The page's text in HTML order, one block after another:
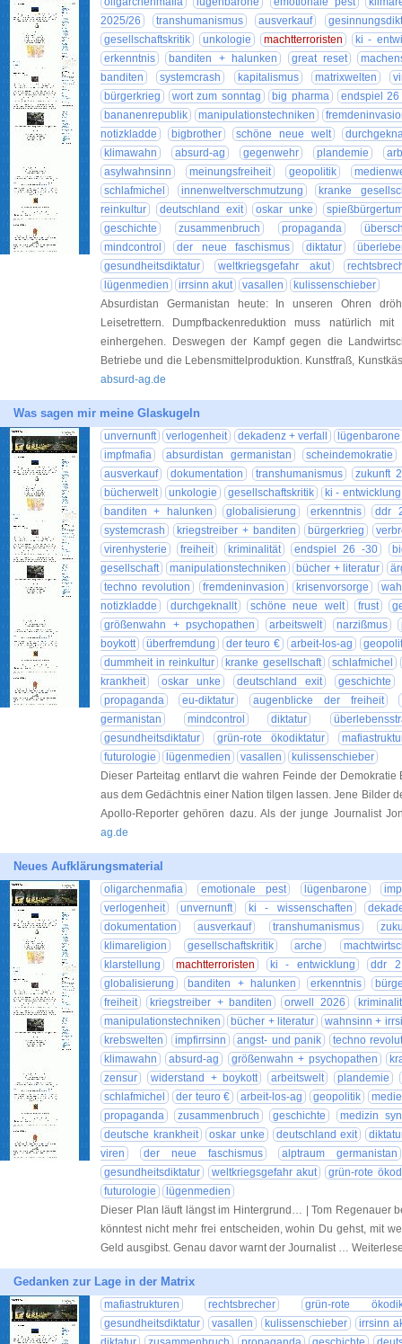
2025/26
transhumanismus ausverkauf
gesellschaftskritik
unkologie machtterroristen
ki -
erkenntnis
banditen + halunken great reset
banditen
systemcrash kapitalismus matrixwelten
bürgerkrieg
wort zum sonntag big pharma
endspiel 26
bananenrepublik
manipulationstechniken
notizkladde
bigbrother schöne neue welt
klimawahn
absurd-ag gegenwehr plandemie
asylwahnsinn
meinungsfreiheit geopolitik
schlafmichel
innenweltverschmutzung
kranke
reinkultur
deutschland exit oskar unke
geschichte
zusammenbruch propaganda
mindcontrol
der neue faschismus diktatur
gesundheitsdiktatur
weltkriegsgefahr akut
lügenmedien
irrsinn akut vasallen
kulissenschieber
Absurdistan Germanistan heute: In unseren Ohren
Leisetrettern. Dumpfbackenreduktion muss natürlich mit
einhergehen. Deswegen der Kampf gegen die
Betriebe und die Lebensmittelproduktion. Kunstfraß,
absurd-ag.de
Was sagen mir meine Glaskugeln
unvernunft verlogenheit dekadenz + verfall
lügenbarone
impfmafia
absurdistan germanistan
scheindemokratie
ausverkauf
dokumentation transhumanismus
zukunft
bücherwelt
unkologie gesellschaftskritik
ki - entwicklung
banditen + halunken
globalisierung erkenntnis
ddr
systemcrash
kriegstreiber + banditen bürgerkrieg
virenhysterie
freiheit kriminalität endspiel 26 -30
gesellschaft
manipulationstechniken bücher + literatur
techno revolution
fremdeninvasion krisenvorsorge
notizkladde
durchgeknallt schöne neue welt frust
größenwahn + psychopathen
arbeitswelt narzißmus
boykott
überfremdung der teuro € arbeit-los-ag
dummheit in reinkultur
kranke gesellschaft
schlafmichel
krankheit
oskar unke deutschland exit
geschichte
propaganda
eu-diktatur
augenblicke der freiheit
germanistan
mindcontrol diktatur
gesundheitsdiktatur
grün-rote ökodiktatur
futurologie
lügenmedien vasallen
kulissenschieber
Dieser Parteitag entlarvt die wahren Feinde der
aus dem Gedächtnis einer Nation tilgen lassen. Jene Bilder
Apollo-Reporter gehören dazu. Als der junge Journalist
ag.de
Neues Aufklärungsmaterial
oligarchenmafia emotionale pest lügenbarone
verlogenheit
unvernunft ki - wissenschaften
dokumentation
ausverkauf transhumanismus
klimareligion
gesellschaftskritik arche
klarstellung
machtterroristen ki - entwicklung
ddr
globalisierung
banditen + halunken erkenntnis
freiheit
kriegstreiber + banditen orwell 2026
manipulationstechniken
bücher + literatur
wahnsinn +
krebswelten
impfirrsinn angst- und panik
techno
klimawahn
absurd-ag größenwahn + psychopathen
zensur
widerstand + boykott arbeitswelt
plandemie
schlafmichel
der teuro € arbeit-los-ag geopolitik
propaganda
zusammenbruch geschichte
medizin
deutsche krankheit
oskar unke deutschland exit
viren
der neue faschismus
alptraum germanistan
gesundheitsdiktatur
weltkriegsgefahr akut
grün-rote
futurologie
lügenmedien
Dieser Plan läuft längst im Hintergrund… | Tom Regenauer
könntest nicht mehr frei entscheiden, wohin Du gehst, mit
Geld ausgibst. Genau davor warnt der Journalist …
Gedanken zur Lage in der Matrix
mafiastrukturen rechtsbrecher
grün-rote
gesundheitsdiktatur
vasallen kulissenschieber
irrsinn